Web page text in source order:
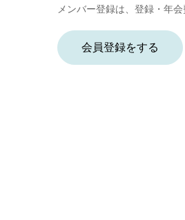
メンバー登録は、登録・年会
会員登録をする